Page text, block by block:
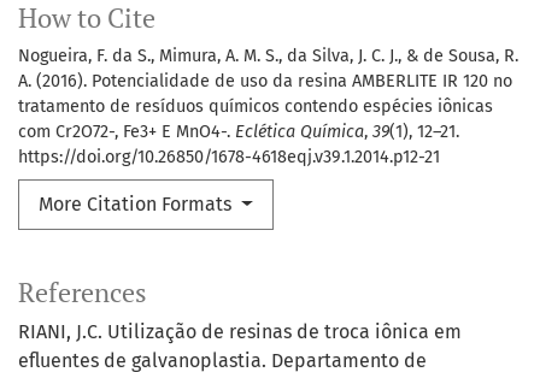
How to Cite
Nogueira, F. da S., Mimura, A. M. S., da Silva, J. C. J., & de Sousa, R.
A. (2016). Potencialidade de uso da resina AMBERLITE IR 120 no
tratamento de resíduos químicos contendo espécies iônicas
com Cr2O72-, Fe3+ E MnO4-. Eclética Química, 39(1), 12–21.
https://doi.org/10.26850/1678-4618eqj.v39.1.2014.p12-21
More Citation Formats
References
RIANI, J.C. Utilização de resinas de troca iônica em
efluentes de galvanoplastia. Departamento de